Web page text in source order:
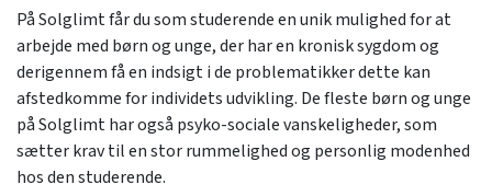
På Solglimt får du som studerende en unik mulighed for at
arbejde med børn og unge, der har en kronisk sygdom og
derigennem få en indsigt i de problematikker dette kan
afstedkomme for individets udvikling. De fleste børn og unge
på Solglimt har også psyko-sociale vanskeligheder, som
sætter krav til en stor rummelighed og personlig modenhed
hos den studerende.​